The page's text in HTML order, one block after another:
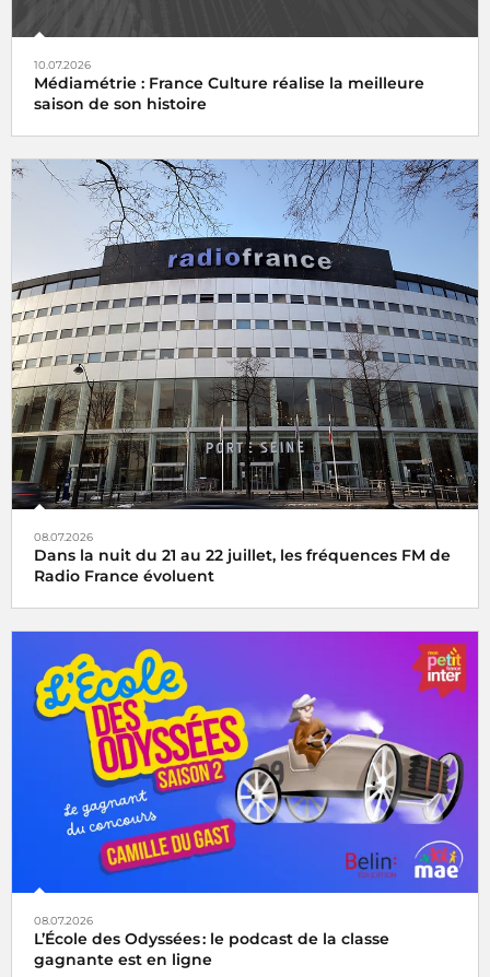
10.07.2026
Médiamétrie : France Culture réalise la meilleure
saison de son histoire
08.07.2026
Dans la nuit du 21 au 22 juillet, les fréquences FM de
Radio France évoluent
08.07.2026
L’École des Odyssées : le podcast de la classe
gagnante est en ligne